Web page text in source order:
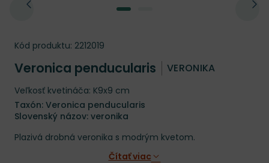
Kód produktu: 2212019
Veronica penducularis VERONIKA
Veľkosť kvetináča: K9x9 cm
Taxón: Veronica penducularis
Slovenský názov: veronika
Plazivá drobná veronika s modrým kvetom.
Čítať viac